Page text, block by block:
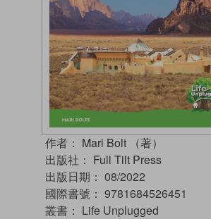
作者： Mari Bolt （著）
出版社： Full Tilt Press
出版日期： 08/2022
國際書號： 9781684526451
叢書： Life Unplugged